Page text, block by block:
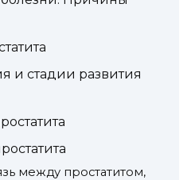
и стадии развития
между простатитом,